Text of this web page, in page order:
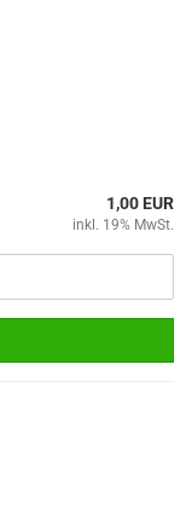
1,00 EUR
inkl. 19% MwSt.